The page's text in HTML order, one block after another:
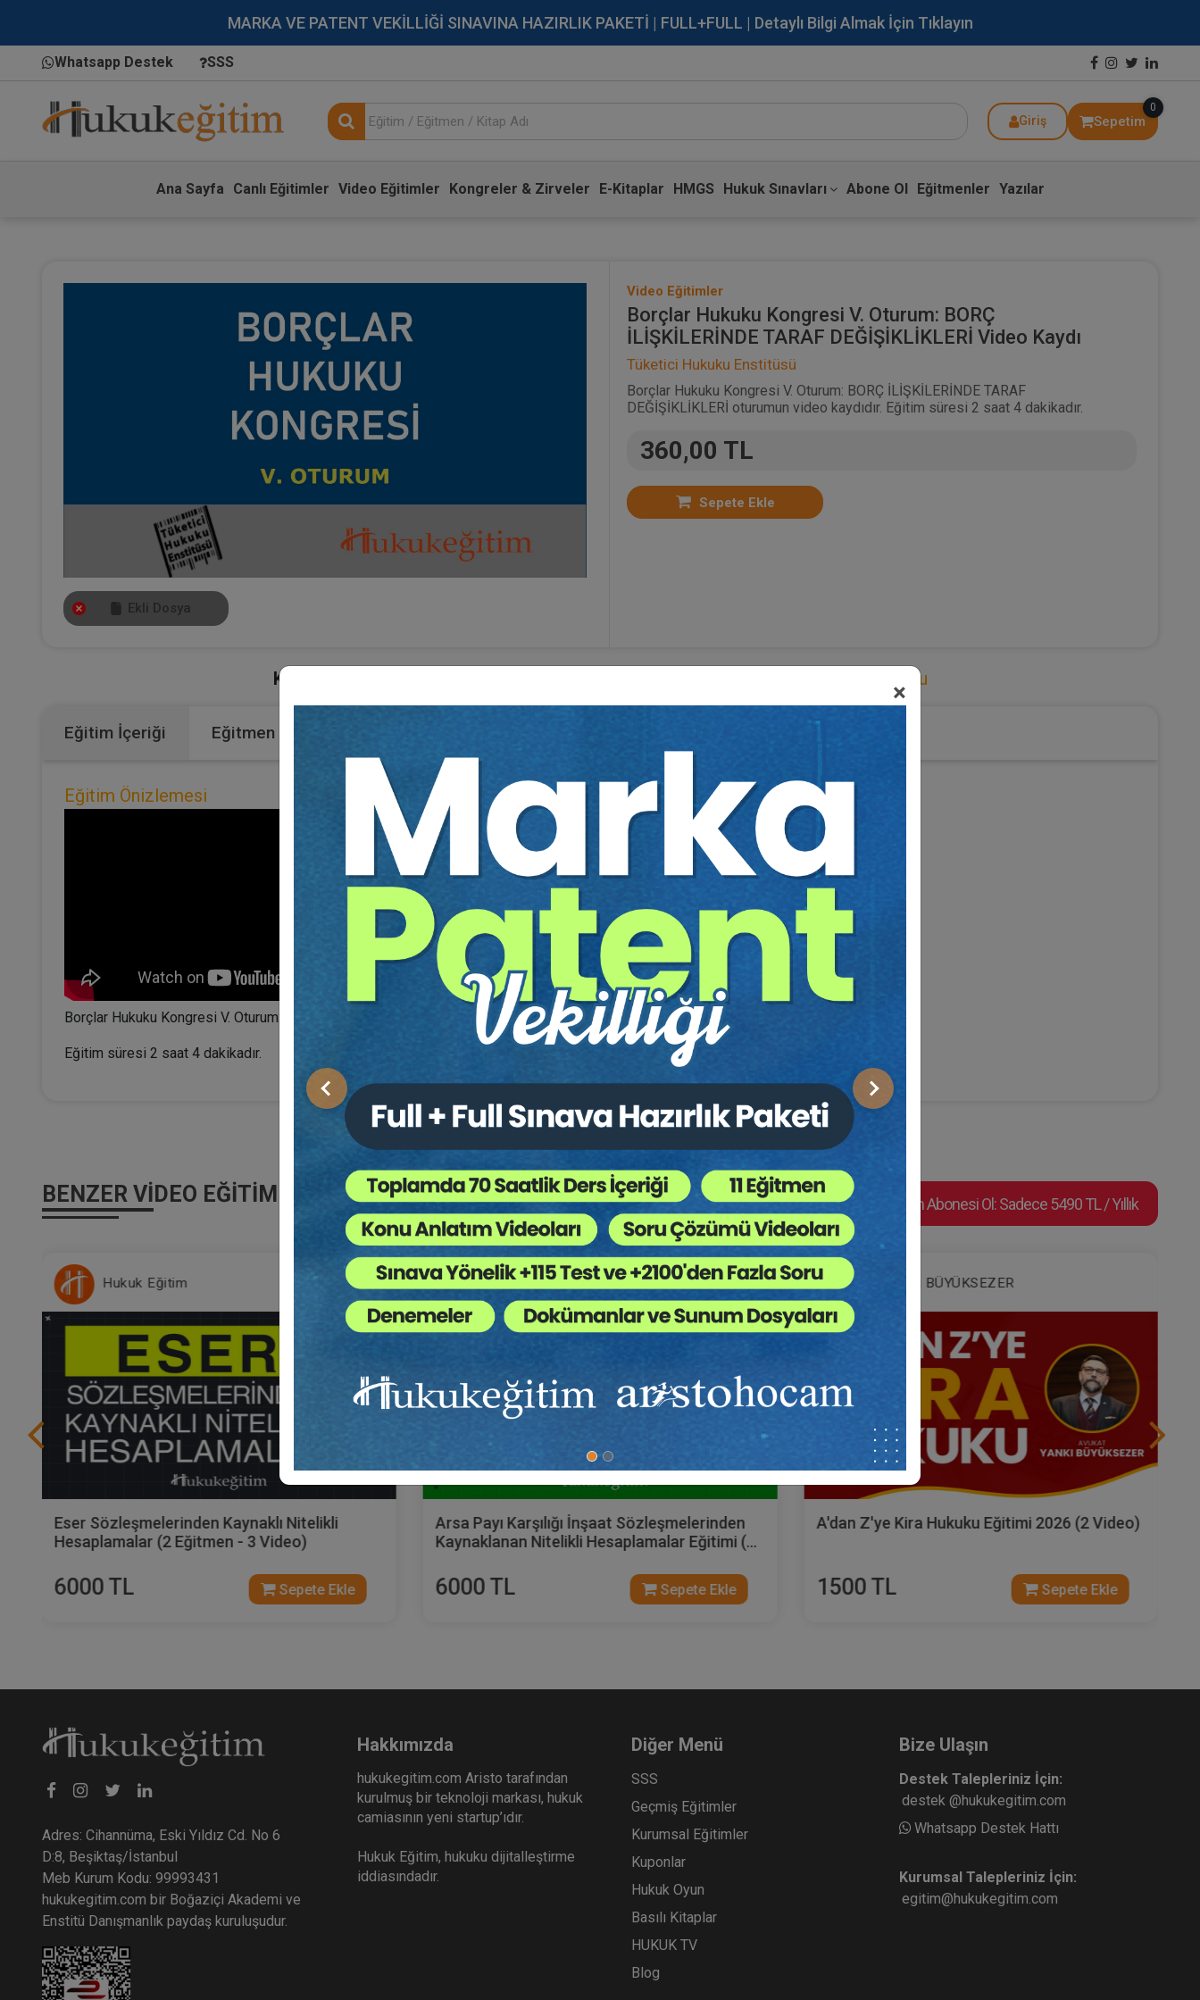
MARKA VE PATENT VEKİLLİĞİ SINAVINA HAZIRLIK PAKETİ | FULL+FULL | Detaylı Bilgi Almak İçin Tıklayın
Whatsapp Destek SSS
Giriş Sepetim
0
Ana Sayfa Canlı Eğitimler Video Eğitimler Kongreler & Zirveler E-Kitaplar HMGS Hukuk Sınavları Abone Ol Eğitmenler Yazılar
×
Önceki Sonraki
Ekli Dosya
Video Eğitimler
Borçlar Hukuku Kongresi V. Oturum: BORÇ
İLİŞKİLERİNDE TARAF DEĞİŞİKLİKLERİ Video Kaydı
Tüketici Hukuku Enstitüsü
Borçlar Hukuku Kongresi V. Oturum: BORÇ İLİŞKİLERİNDE TARAF
DEĞİŞİKLİKLERİ oturumun video kaydıdır. Eğitim süresi 2 saat 4 dakikadır.
360,00 TL
Sepete Ekle
Kategoriler: Sözleşmeler Hukuku
Eğitim İçeriği Eğitmen
Eğitim Önizlemesi
Borçlar Hukuku Kongresi V. Oturum: BORÇ İLİŞKİLERİNDE TARAF DEĞİŞİKLİKLERİ oturumun video kaydıdır.
Eğitim süresi 2 saat 4 dakikadır.
BENZER VIDEO EĞITIMLER Video Eğitim Abonesi Ol: Sadece 5490 TL / Yıllık
Hukuk Eğitim
Eser Sözleşmelerinden Kaynaklı Nitelikli
Hesaplamalar (2 Eğitmen - 3 Video)
6000 TL Sepete Ekle
Hukuk Eğitim
Arsa Payı Karşılığı İnşaat Sözleşmelerinden
Kaynaklanan Nitelikli Hesaplamalar Eğitimi (2
6000 TL Sepete Ekle
Av. Yankı BÜYÜKSEZER
A'dan Z'ye Kira Hukuku Eğitimi 2026 (2 Video)
1500 TL Sepete Ekle
Adres: Cihannüma, Eski Yıldız Cd. No 6
D:8, Beşiktaş/İstanbul
Meb Kurum Kodu: 99993431
hukukegitim.com bir Boğaziçi Akademi ve
Enstitü Danışmanlık paydaş kuruluşudur.
Hakkımızda
hukukegitim.com Aristo tarafından
kurulmuş bir teknoloji markası, hukuk
camiasının yeni startup’ıdır.
Hukuk Eğitim, hukuku dijitalleştirme
iddiasındadır.
Diğer Menü
SSS
Geçmiş Eğitimler
Kurumsal Eğitimler
Kuponlar
Hukuk Oyun
Basılı Kitaplar
HUKUK TV
Blog
Bize Ulaşın
Destek Talepleriniz İçin:
destek @hukukegitim.com
Whatsapp Destek Hattı
Kurumsal Talepleriniz İçin:
egitim@hukukegitim.com